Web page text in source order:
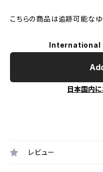
こちらの商品は追跡可能なゆ
International
日本国内
レビュー